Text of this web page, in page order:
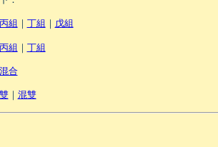
丙組 ｜ 丁組 ｜ 戊組
丙組 ｜ 丁組
混合
｜ 混雙